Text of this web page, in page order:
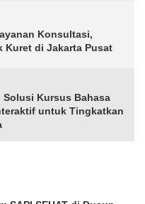
Konsultasi,
Kuret di Jakarta Pusat
Solusi Kursus Bahasa
untuk Tingkatkan